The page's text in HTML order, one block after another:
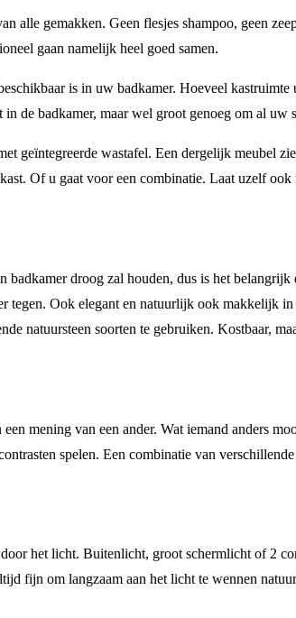
alle gemakken. Geen flesjes shampoo, geen
gaan namelijk heel goed samen.
is in uw badkamer. Hoeveel
de badkamer, maar wel groot genoeg om al uw
geïntegreerde wastafel. Een dergelijk meubel
Of u gaat voor een combinatie. Laat uzelf
droog zal houden, dus is het
tegen. Ook elegant en natuurlijk ook makkelijk
natuursteen soorten te gebruiken. Kostbaar,
mening van een ander. Wat iemand anders
spelen. Een combinatie van
het licht. Buitenlicht, groot schermlicht of 2
fijn om langzaam aan het licht te wennen